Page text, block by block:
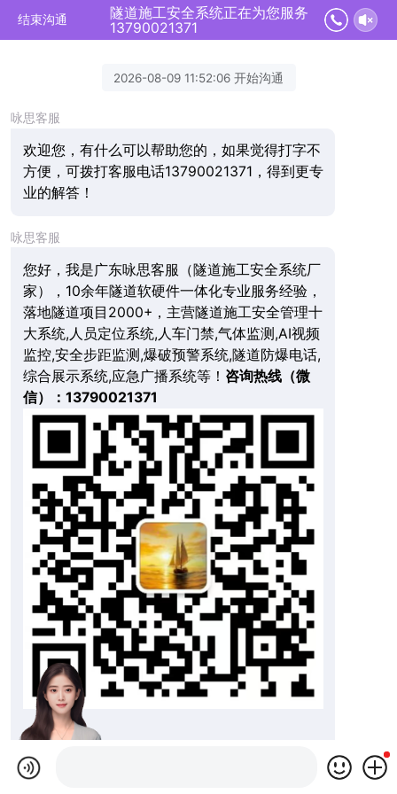
结束沟通
隧道施工安全系统正在为您服务
13790021371
2026-08-09 11:52:06 开始沟通
咏思客服
欢迎您，有什么可以帮助您的，如果觉得打字不
方便，可拨打客服电话13790021371，得到更专
业的解答！
咏思客服
您好，我是广东咏思客服（隧道施工安全系统厂
家），10余年隧道软硬件一体化专业服务经验，
落地隧道项目2000+，主营隧道施工安全管理十
大系统,人员定位系统,人车门禁,气体监测,AI视频
监控,安全步距监测,爆破预警系统,隧道防爆电话,
综合展示系统,应急广播系统等！ 咨询热线（微
信）：13790021371